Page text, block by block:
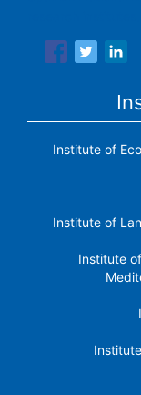
Institute of
Institute of
Institute